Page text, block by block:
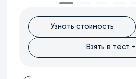
Узнать стоимость
Взять в тест +